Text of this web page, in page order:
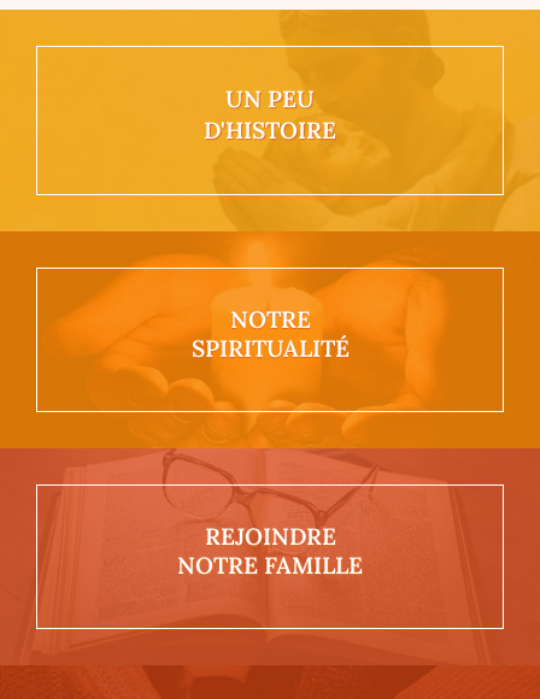
UN PEU
D'HISTOIRE
NOTRE
SPIRITUALITÉ
REJOINDRE
NOTRE FAMILLE